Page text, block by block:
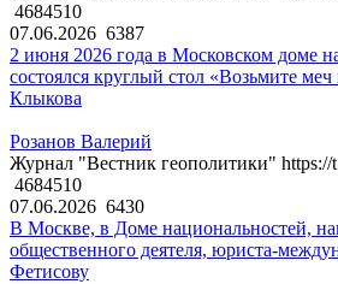
4684510
07.06.2026 6387
2 июня 2026 года в Московском доме
состоялся круглый стол «Возьмите
Клыкова
Розанов Валерий
Журнал "Вестник геополитики" https://
4684510
07.06.2026 6430
В Москве, в Доме национальностей,
общественного деятеля, юриста-
Фетисову